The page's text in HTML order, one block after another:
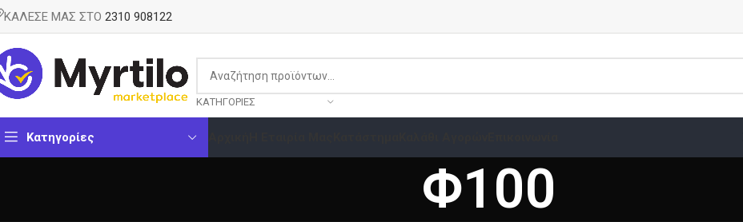
ΚΑΛΕΣΕ ΜΑΣ ΣΤΟ 2310 908122
ΚΑΤΗΓΟΡΊΕΣ
Κατηγορίες
Φ100